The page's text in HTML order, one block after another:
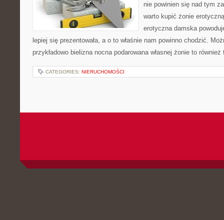
nie powinien się nad tym
warto kupić żonie
erotyczna damska
lepiej się prezentowała, a o to właśnie nam powinno chodzić.
przykładowo bielizna nocna podarowana własnej żonie to
CATEGORIES: NIERUCHOMOŚCI